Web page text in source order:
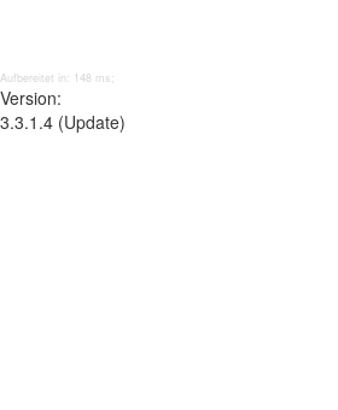
Aufbereitet in: 148 ms;
Version:
3.3.1.4 (Update)